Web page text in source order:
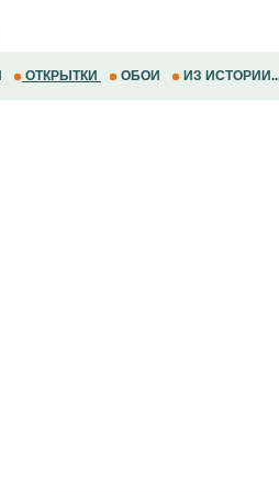
ОТКРЫТКИ ОБОИ ИЗ